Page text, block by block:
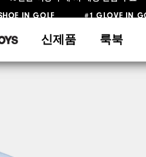
신제품 룩북